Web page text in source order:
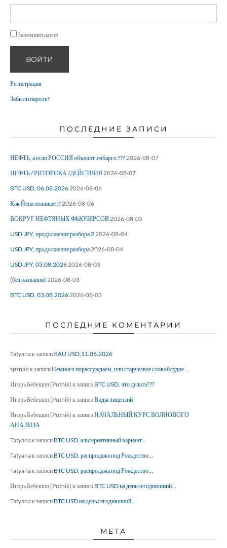
Запомнить меня
ВОЙТИ
Регистрация
Забыли пароль?
ПОСЛЕДНИЕ ЗАПИСИ
НЕФТЬ, а если РОССИЯ объявит эмбарго ???2026-08-07
НЕФТЬ / РИТОРИКА /ДЕЙСТВИЯ2026-08-07
BTC USD, 06.08.20262026-08-06
Как Йена поживает?2026-08-06
ВОКРУГ НЕФТЯНЫХ ФЬЮЧЕРСОВ2026-08-05
USD JPY, продолжение разбора 22026-08-04
USD JPY, продолжение разбора2026-08-04
USD JPY, 03.08.20262026-08-03
(без названия) 2026-08-03
BTC USD, 03.08.20262026-08-03
ПОСЛЕДНИЕ КОМЕНТАРИИ
Tatyanaк записиXAU USD,11.06.2026
spsnabк записиНемного порассуждаем, или старческое словоблудие…
Игорь Бебешин (Putnik) к записи BTC USD, что делать???
Игорь Бебешин (Putnik) к записиВиды лицензий
Игорь Бебешин (Putnik) к записиНАЧАЛЬНЫЙ КУРС ВОЛНОВОГО
АНАЛИЗА
Tatyanaк записи BTC USD, альтернативный вариант…
Tatyanaк записи BTC USD, распродажа под Рождество…
Tatyanaк записи BTC USD, распродажа под Рождество…
Игорь Бебешин (Putnik) к записи BTC USD на день сегодняшний…
Tatyanaк записи BTC USD на день сегодняшний…
МЕТА